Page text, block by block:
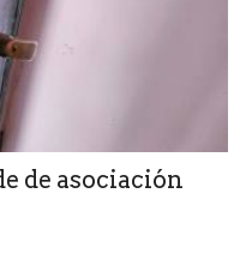
de asociación